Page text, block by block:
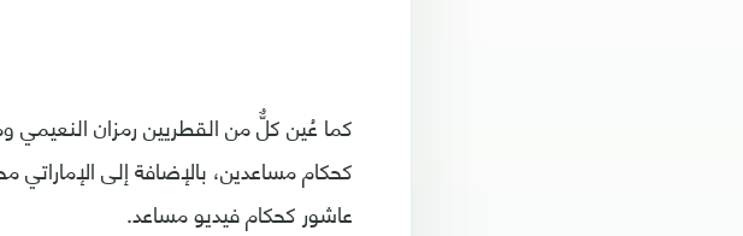
كما عُين كلٌّ من القطريين رمزان النعيمي
كحكام مساعدين، بالإضافة إلى
عاشور كحكام فيديو مساعد.